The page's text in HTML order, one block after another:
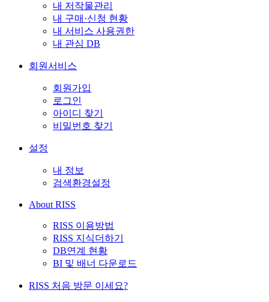
내 저작물관리
내 구매·신청 현황
내 서비스 사용권한
내 관심 DB
회원서비스
회원가입
로그인
아이디 찾기
비밀번호 찾기
설정
내 정보
검색환경설정
About RISS
RISS 이용방법
RISS 지식더하기
DB연계 현황
BI 및 배너 다운로드
RISS 처음 방문 이세요?